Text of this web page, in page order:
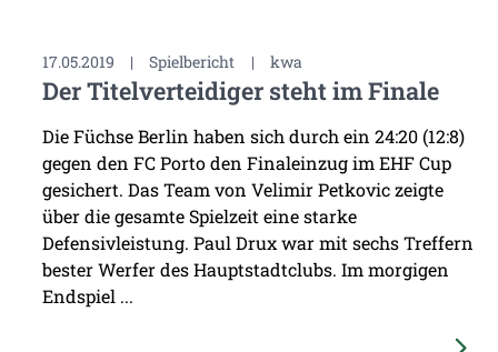
17.05.2019 | Spielbericht | kwa
Der Titelverteidiger steht im Finale
Die Füchse Berlin haben sich durch ein 24:20 (12:8)
gegen den FC Porto den Finaleinzug im EHF Cup
gesichert. Das Team von Velimir Petkovic zeigte
über die gesamte Spielzeit eine starke
Defensivleistung. Paul Drux war mit sechs Treffern
bester Werfer des Hauptstadtclubs. Im morgigen
Endspiel ...